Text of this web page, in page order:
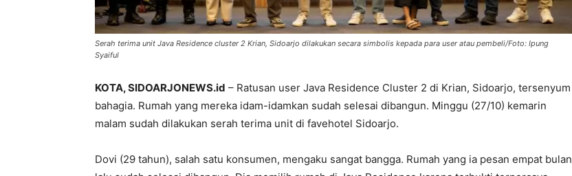
Serah terima unit Java Residence cluster 2 Krian, Sidoarjo dilakukan secara simbolis kepada para user atau pembeli/Foto: Ipung
Syaiful
KOTA, SIDOARJONEWS.id – Ratusan user Java Residence Cluster 2 di Krian, Sidoarjo, tersenyum
bahagia. Rumah yang mereka idam-idamkan sudah selesai dibangun. Minggu (27/10) kemarin
malam sudah dilakukan serah terima unit di favehotel Sidoarjo.
Dovi (29 tahun), salah satu konsumen, mengaku sangat bangga. Rumah yang ia pesan empat bulan